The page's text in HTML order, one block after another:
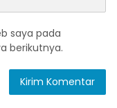
saya pada
berikutnya.